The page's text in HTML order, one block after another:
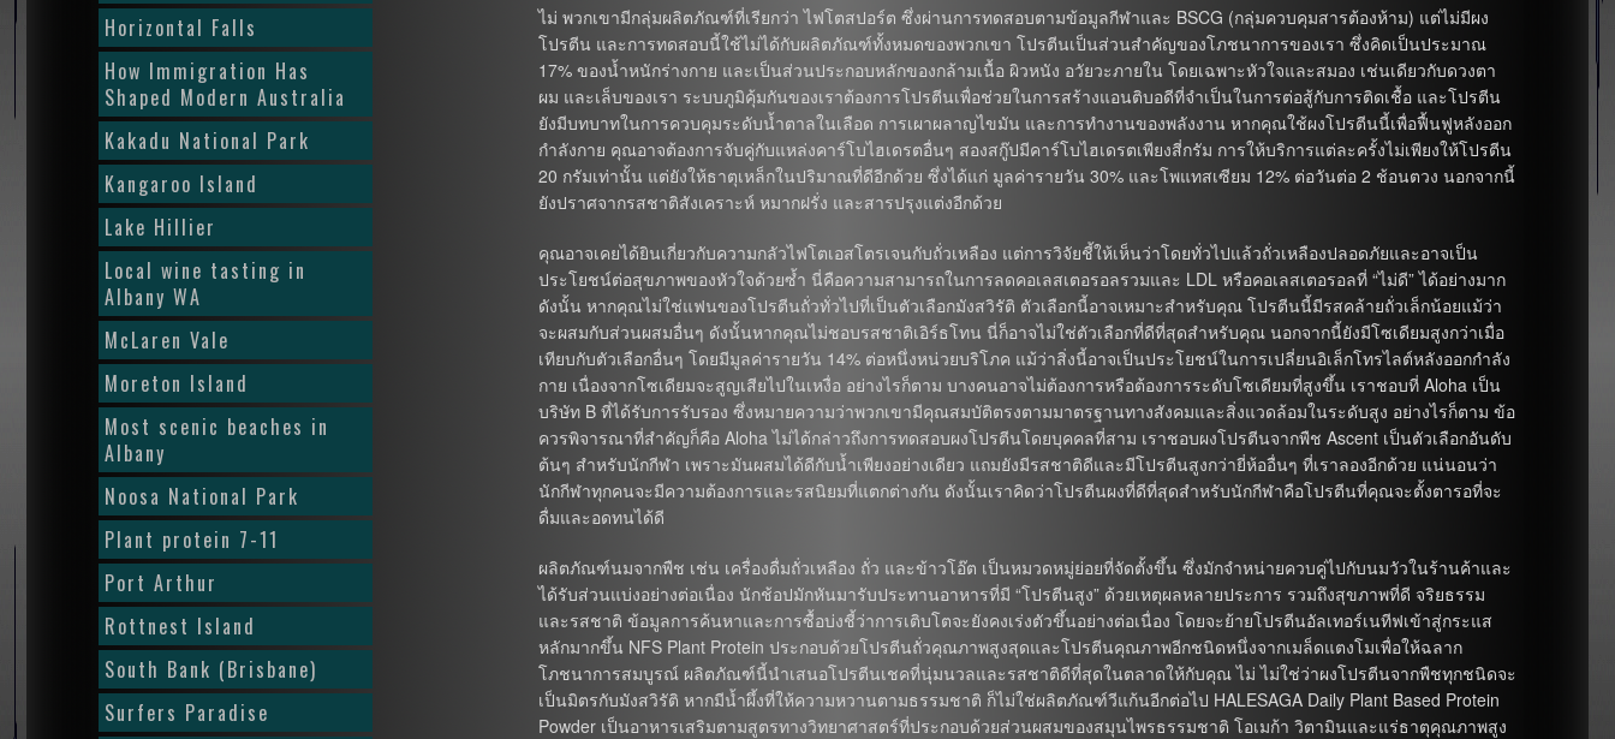
ไม่ พวกเขามีกลุ่มผลิตภัณฑ์ที่เรียกว่า ไฟโตสปอร์ต ซึ่งผ่านการทดสอบตามข้อมูลกีฬาและ BSCG (กลุ่มควบคุมสารต้องห้าม) แต่ไม่มีผง
โปรตีน และการทดสอบนี้ใช้ไม่ได้กับผลิตภัณฑ์ทั้งหมดของพวกเขา โปรตีนเป็นส่วนสำคัญของโภชนาการของเรา ซึ่งคิดเป็นประมาณ
17% ของน้ำหนักร่างกาย และเป็นส่วนประกอบหลักของกล้ามเนื้อ ผิวหนัง อวัยวะภายใน โดยเฉพาะหัวใจและสมอง เช่นเดียวกับดวงตา
ผม และเล็บของเรา ระบบภูมิคุ้มกันของเราต้องการโปรตีนเพื่อช่วยในการสร้างแอนติบอดีที่จำเป็นในการต่อสู้กับการติดเชื้อ และโปรตีน
ยังมีบทบาทในการควบคุมระดับน้ำตาลในเลือด การเผาผลาญไขมัน และการทำงานของพลังงาน หากคุณใช้ผงโปรตีนนี้เพื่อฟื้นฟูหลังออก
กำลังกาย คุณอาจต้องการจับคู่กับแหล่งคาร์โบไฮเดรตอื่นๆ สองสกู๊ปมีคาร์โบไฮเดรตเพียงสี่กรัม การให้บริการแต่ละครั้งไม่เพียงให้โปรตีน
20 กรัมเท่านั้น แต่ยังให้ธาตุเหล็กในปริมาณที่ดีอีกด้วย ซึ่งได้แก่ มูลค่ารายวัน 30% และโพแทสเซียม 12% ต่อวันต่อ 2 ช้อนตวง นอกจากนี้
ยังปราศจากรสชาติสังเคราะห์ หมากฝรั่ง และสารปรุงแต่งอีกด้วย
คุณอาจเคยได้ยินเกี่ยวกับความกลัวไฟโตเอสโตรเจนกับถั่วเหลือง แต่การวิจัยชี้ให้เห็นว่าโดยทั่วไปแล้วถั่วเหลืองปลอดภัยและอาจเป็น
ประโยชน์ต่อสุขภาพของหัวใจด้วยซ้ำ นี่คือความสามารถในการลดคอเลสเตอรอลรวมและ LDL หรือคอเลสเตอรอลที่ “ไม่ดี” ได้อย่างมาก
ดังนั้น หากคุณไม่ใช่แฟนของโปรตีนถั่วทั่วไปที่เป็นตัวเลือกมังสวิรัติ ตัวเลือกนี้อาจเหมาะสำหรับคุณ โปรตีนนี้มีรสคล้ายถั่วเล็กน้อยแม้ว่า
จะผสมกับส่วนผสมอื่นๆ ดังนั้นหากคุณไม่ชอบรสชาติเอิร์ธโทน นี่ก็อาจไม่ใช่ตัวเลือกที่ดีที่สุดสำหรับคุณ นอกจากนี้ยังมีโซเดียมสูงกว่าเมื่อ
เทียบกับตัวเลือกอื่นๆ โดยมีมูลค่ารายวัน 14% ต่อหนึ่งหน่วยบริโภค แม้ว่าสิ่งนี้อาจเป็นประโยชน์ในการเปลี่ยนอิเล็กโทรไลต์หลังออกกำลัง
กาย เนื่องจากโซเดียมจะสูญเสียไปในเหงื่อ อย่างไรก็ตาม บางคนอาจไม่ต้องการหรือต้องการระดับโซเดียมที่สูงขึ้น เราชอบที่ Aloha เป็น
บริษัท B ที่ได้รับการรับรอง ซึ่งหมายความว่าพวกเขามีคุณสมบัติตรงตามมาตรฐานทางสังคมและสิ่งแวดล้อมในระดับสูง อย่างไรก็ตาม ข้อ
ควรพิจารณาที่สำคัญก็คือ Aloha ไม่ได้กล่าวถึงการทดสอบผงโปรตีนโดยบุคคลที่สาม เราชอบผงโปรตีนจากพืช Ascent เป็นตัวเลือกอันดับ
ต้นๆ สำหรับนักกีฬา เพราะมันผสมได้ดีกับน้ำเพียงอย่างเดียว แถมยังมีรสชาติดีและมีโปรตีนสูงกว่ายี่ห้ออื่นๆ ที่เราลองอีกด้วย แน่นอนว่า
นักกีฬาทุกคนจะมีความต้องการและรสนิยมที่แตกต่างกัน ดังนั้นเราคิดว่าโปรตีนผงที่ดีที่สุดสำหรับนักกีฬาคือโปรตีนที่คุณจะตั้งตารอที่จะ
ดื่มและอดทนได้ดี
ผลิตภัณฑ์นมจากพืช เช่น เครื่องดื่มถั่วเหลือง ถั่ว และข้าวโอ๊ต เป็นหมวดหมู่ย่อยที่จัดตั้งขึ้น ซึ่งมักจำหน่ายควบคู่ไปกับนมวัวในร้านค้าและ
ได้รับส่วนแบ่งอย่างต่อเนื่อง นักช้อปมักหันมารับประทานอาหารที่มี “โปรตีนสูง” ด้วยเหตุผลหลายประการ รวมถึงสุขภาพที่ดี จริยธรรม
และรสชาติ ข้อมูลการค้นหาและการซื้อบ่งชี้ว่าการเติบโตจะยังคงเร่งตัวขึ้นอย่างต่อเนื่อง โดยจะย้ายโปรตีนอัลเทอร์เนทีฟเข้าสู่กระแส
หลักมากขึ้น NFS Plant Protein ประกอบด้วยโปรตีนถั่วคุณภาพสูงสุดและโปรตีนคุณภาพอีกชนิดหนึ่งจากเมล็ดแตงโมเพื่อให้ฉลาก
โภชนาการสมบูรณ์ ผลิตภัณฑ์นี้นำเสนอโปรตีนเชคที่นุ่มนวลและรสชาติดีที่สุดในตลาดให้กับคุณ ไม่ ไม่ใช่ว่าผงโปรตีนจากพืชทุกชนิดจะ
เป็นมิตรกับมังสวิรัติ หากมีน้ำผึ้งที่ให้ความหวานตามธรรมชาติ ก็ไม่ใช่ผลิตภัณฑ์วีแก้นอีกต่อไป HALESAGA Daily Plant Based Protein
Powder เป็นอาหารเสริมตามสูตรทางวิทยาศาสตร์ที่ประกอบด้วยส่วนผสมของสมุนไพรธรรมชาติ โอเมก้า วิตามินและแร่ธาตุคุณภาพสูง
Horizontal Falls
How Immigration Has
Shaped Modern Australia
Kakadu National Park
Kangaroo Island
Lake Hillier
Local wine tasting in
Albany WA
McLaren Vale
Moreton Island
Most scenic beaches in
Albany
Noosa National Park
Plant protein 7-11
Port Arthur
Rottnest Island
South Bank (Brisbane)
Surfers Paradise